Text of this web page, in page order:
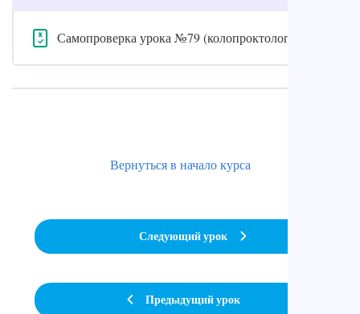
Самопроверка урока №79 (колопроктология)
Предыдущий урок
Вернуться в начало курса
Следующий урок